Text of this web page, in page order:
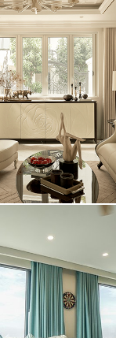
Hình ảnh mới